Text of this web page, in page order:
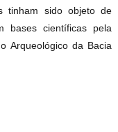
tinham sido objeto de
bases científicas pela
Arqueológico da Bacia